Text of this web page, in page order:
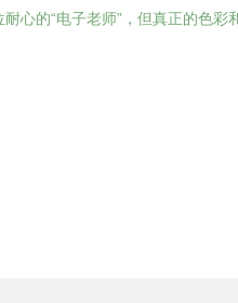
心的“电子老师”，但真正的色彩